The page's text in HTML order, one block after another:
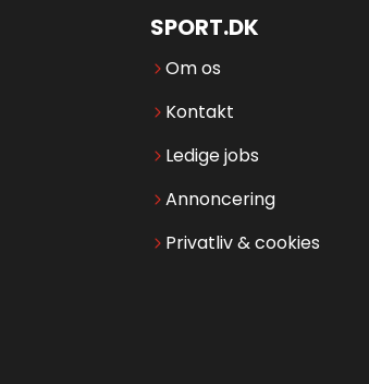
SPORT.DK
Om os
Kontakt
Ledige jobs
Annoncering
Privatliv & cookies